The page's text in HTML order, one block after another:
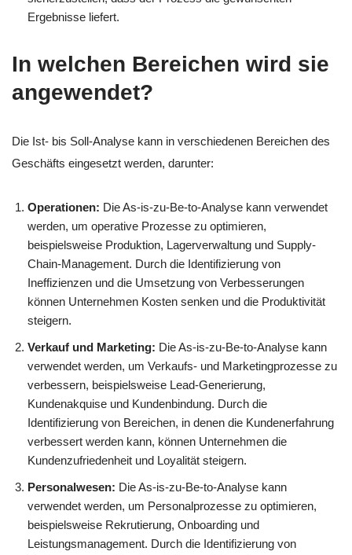
Ergebnisse liefert.
In welchen Bereichen wird sie
angewendet?
Die Ist- bis Soll-Analyse kann in verschiedenen Bereichen des
Geschäfts eingesetzt werden, darunter:
Operationen: Die As-is-zu-Be-to-Analyse kann verwendet
werden, um operative Prozesse zu optimieren,
beispielsweise Produktion, Lagerverwaltung und Supply-
Chain-Management. Durch die Identifizierung von
Ineffizienzen und die Umsetzung von Verbesserungen
können Unternehmen Kosten senken und die Produktivität
steigern.
Verkauf und Marketing: Die As-is-zu-Be-to-Analyse kann
verwendet werden, um Verkaufs- und Marketingprozesse zu
verbessern, beispielsweise Lead-Generierung,
Kundenakquise und Kundenbindung. Durch die
Identifizierung von Bereichen, in denen die Kundenerfahrung
verbessert werden kann, können Unternehmen die
Kundenzufriedenheit und Loyalität steigern.
Personalwesen: Die As-is-zu-Be-to-Analyse kann
verwendet werden, um Personalprozesse zu optimieren,
beispielsweise Rekrutierung, Onboarding und
Leistungsmanagement. Durch die Identifizierung von